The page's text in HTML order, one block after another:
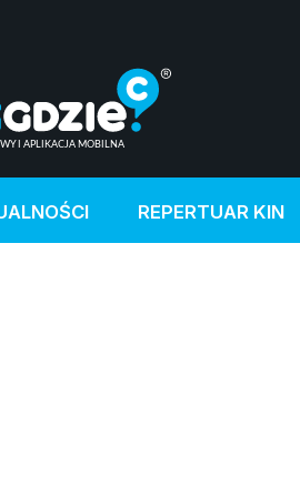
REPERTUAR KIN